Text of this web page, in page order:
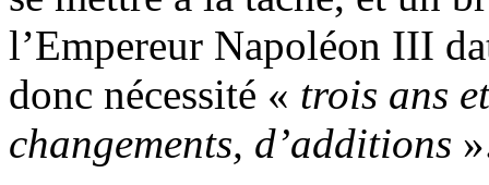
l’Empereur Napoléon III
donc nécessité « trois ans
changements, d’additions